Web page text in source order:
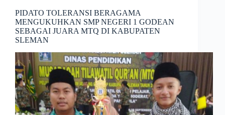
PIDATO TOLERANSI BERAGAMA
MENGUKUHKAN SMP NEGERI 1 GODEAN
SEBAGAI JUARA MTQ DI KABUPATEN
SLEMAN